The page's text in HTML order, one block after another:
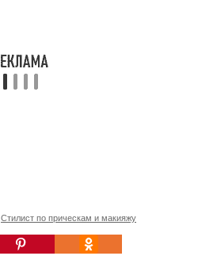
Стилист по прическам и макияжу